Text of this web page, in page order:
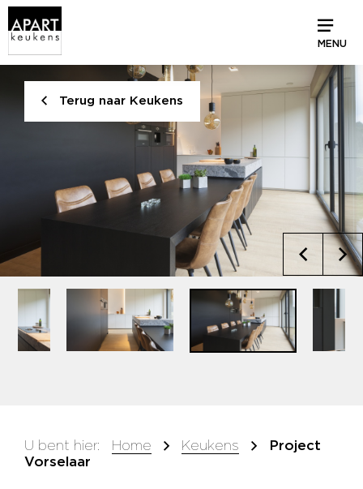
MENU
Terug naar Keukens
U bent hier: Home Keukens
Project
Vorselaar